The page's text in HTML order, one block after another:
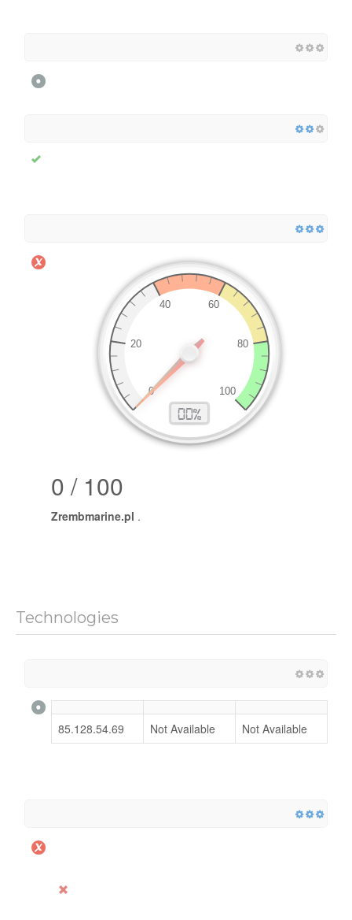
0 / 100
Zrembmarine.pl .
Technologies
85.128.54.69 Not Available Not Available